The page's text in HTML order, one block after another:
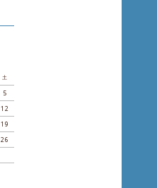
土
5
12
19
26